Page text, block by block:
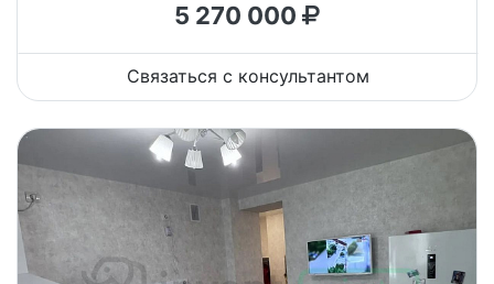
5 270 000
Связаться с консультантом